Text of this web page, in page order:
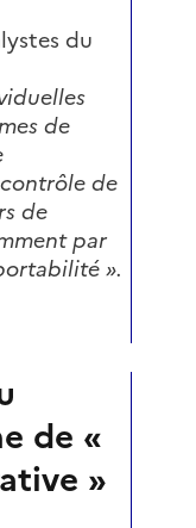
du
de
de
de
par
».
de «
»